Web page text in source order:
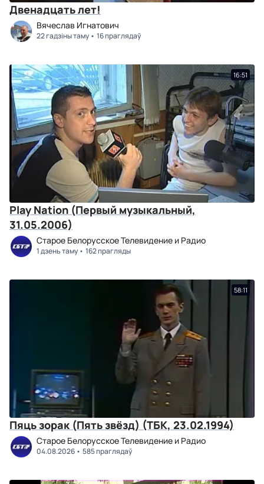
Двенадцать лет!
Вячеслав Игнатович
22 гадзіны таму 16 праглядаў
16:51
Play Nation (Первый музыкальный,
31.05.2006)
Старое Белорусское Телевидение и Радио
1 дзень таму 162 прагляды
58:11
Пяць зорак (Пять звёзд) (ТБК, 23.02.1994)
Старое Белорусское Телевидение и Радио
04.08.2026 585 праглядаў